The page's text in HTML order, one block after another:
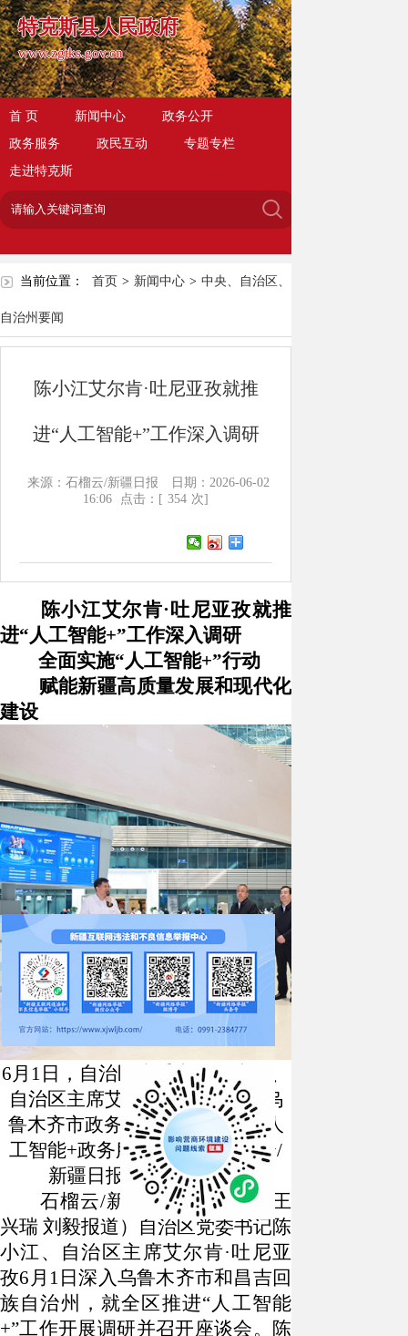
特克斯县人民政府
www.zgtks.gov.cn
首 页 新闻中心
政务公开
政务服务
政民互动
专题专栏
走进特克斯
当前位置： 首页 > 新闻中心 > 中央、自治区、
自治州要闻
陈小江艾尔肯·吐尼亚孜就推
进“人工智能+”工作深入调研
来源：石榴云/新疆日报
日期：2026-06-02
16:06
点击：[ 354 次]
陈小江艾尔肯·吐尼亚孜就推
进“人工智能+”工作深入调研
全面实施“人工智能+”行动
赋能新疆高质量发展和现代化
建设
6月1日，自治区党委书记陈小江、
自治区主席艾尔肯·吐尼亚孜在乌
鲁木齐市政务服务中心，察看“人
工智能+政务服务”进展。石榴云/
新疆日报记者 崔志坚摄
石榴云/新疆日报讯（记者 王
兴瑞 刘毅报道）自治区党委书记陈
小江、自治区主席艾尔肯·吐尼亚
孜6月1日深入乌鲁木齐市和昌吉回
族自治州，就全区推进“人工智能
+”工作开展调研并召开座谈会。陈